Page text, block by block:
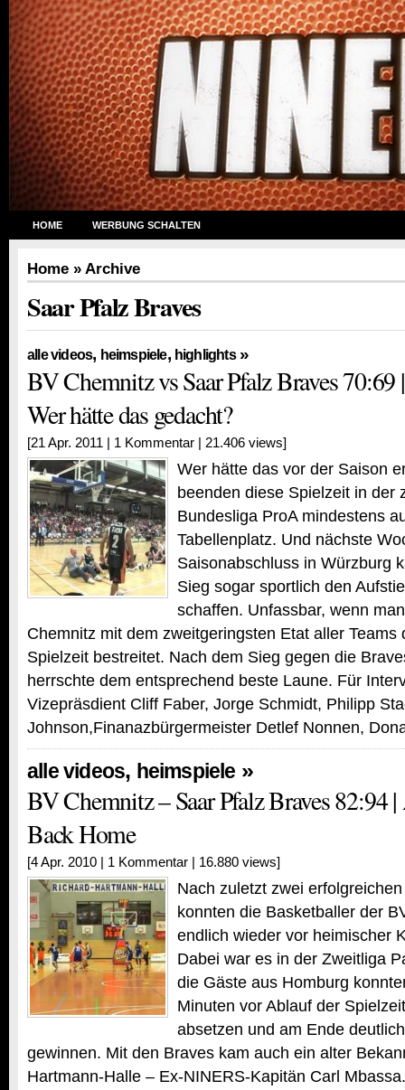
HOME WERBUNG SCHALTEN
Home » Archive
Saar Pfalz Braves
alle videos, heimspiele, highlights»
BV Chemnitz vs Saar Pfalz Braves 70:69
Wer hätte das gedacht?
[21 Apr. 2011 | 1 Kommentar | 21.406 views]
Wer hätte das vor der Saison
beenden diese Spielzeit in der
Bundesliga ProA mindestens
Tabellenplatz. Und nächste
Saisonabschluss in Würzburg
Sieg sogar sportlich den
schaffen. Unfassbar, wenn
Chemnitz mit dem zweitgeringsten Etat aller Teams
Spielzeit bestreitet. Nach dem Sieg gegen die
herrschte dem entsprechend beste Laune. Für
Vizepräsdient Cliff Faber, Jorge Schmidt, Philipp
Johnson,Finanazbürgermeister Detlef Nonnen,
alle videos, heimspiele »
BV Chemnitz – Saar Pfalz Braves 82:94 |
Back Home
[4 Apr. 2010 | 1 Kommentar | 16.880 views]
Nach zuletzt zwei
konnten die Basketballer der
endlich wieder vor heimischer
Dabei war es in der Zweitliga
die Gäste aus Homburg
Minuten vor Ablauf der
absetzen und am Ende
gewinnen. Mit den Braves kam auch ein alter
Hartmann-Halle – Ex-NINERS-Kapitän Carl